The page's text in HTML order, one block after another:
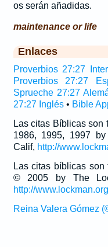
os serán añadidas.
maintenance or life
Enlaces
Proverbios 27:27
Proverbios 27:27
Sprueche 27:27
27:27 Inglés• Bible
Las citas Bíblicas
1986, 1995, 1997
Calif, http://
Las citas bíblicas
© 2005 by The
http://www.lockman.org
Reina Valera Gómez